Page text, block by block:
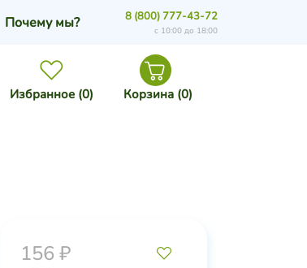
Избранное (0) Корзина (0)
Почему мы? 8 (800) 777-43-72
с 10:00 до 18:00
156 ₽